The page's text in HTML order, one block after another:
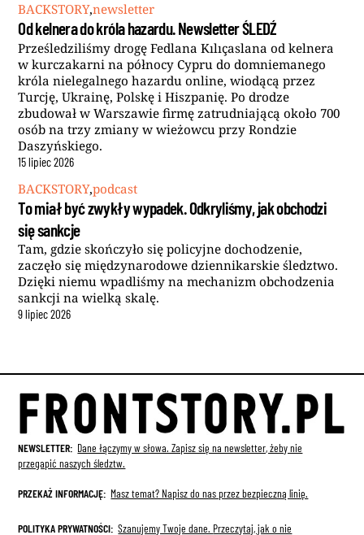
BACKSTORY,newsletter
Od kelnera do króla hazardu. Newsletter ŚLEDŹ
Prześledziliśmy drogę Fedlana Kılıçaslana od kelnera
w kurczakarni na północy Cypru do domniemanego
króla nielegalnego hazardu online, wiodącą przez
Turcję, Ukrainę, Polskę i Hiszpanię. Po drodze
zbudował w Warszawie firmę zatrudniającą około 700
osób na trzy zmiany w wieżowcu przy Rondzie
Daszyńskiego.
15lipiec2026
BACKSTORY,podcast
To miał być zwykły wypadek. Odkryliśmy, jak obchodzi
się sankcje
Tam, gdzie skończyło się policyjne dochodzenie,
zaczęło się międzynarodowe dziennikarskie śledztwo.
Dzięki niemu wpadliśmy na mechanizm obchodzenia
sankcji na wielką skalę.
9lipiec2026
NEWSLETTER: Dane łączymy w słowa. Zapisz się na newsletter, żeby nie
przegapić naszych śledztw.
PRZEKAŻ INFORMACJĘ: Masz temat? Napisz do nas przez bezpieczną linię.
POLITYKA PRYWATNOŚCI: Szanujemy Twoje dane. Przeczytaj, jak o nie